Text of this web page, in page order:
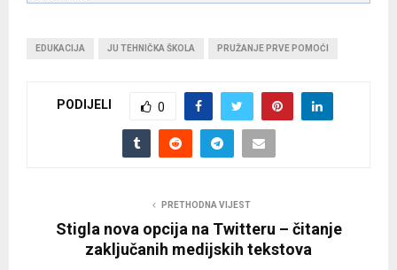
EDUKACIJA JU TEHNIČKA ŠKOLA PRUŽANJE PRVE POMOĆI
PODIJELI 0
PRETHODNA VIJEST
Stigla nova opcija na Twitteru – čitanje
zaključanih medijskih tekstova